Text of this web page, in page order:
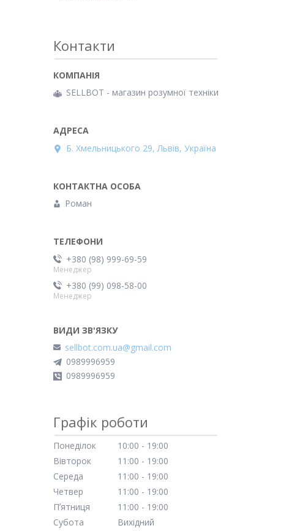
Контакти
SELLBOT - магазин розумної техніки
Б. Хмельницького 29, Львів, Україна
Роман
+380 (98) 999-69-59
Менеджер
+380 (99) 098-58-00
Менеджер
sellbot.com.ua@gmail.com
0989996959
0989996959
Графік роботи
Понеділок 10:00
19:00
Вівторок
11:00
19:00
Середа
11:00
19:00
Четвер
11:00
19:00
Пʼятниця
11:00
19:00
Субота
Вихідний